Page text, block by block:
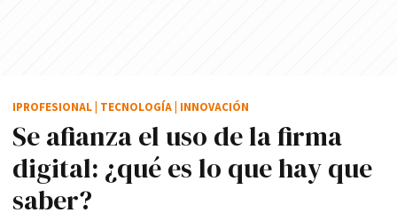
Se afianza el uso de la firma
digital: ¿qué es lo que hay que
saber?
IPROFESIONAL TECNOLOGÍA INNOVACIÓN